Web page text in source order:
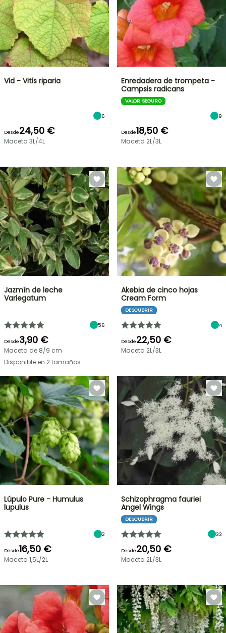
Vid - Vitis riparia
6
Desde24,50 €
Maceta 3L/4L
Enredadera de trompeta -
Campsis radicans
VALOR SEGURO
9
Desde18,50 €
Maceta 2L/3L
Jazmín de leche
Variegatum
56
Desde3,90 €
Maceta de 8/9 cm
Disponible en 2 tamaños
Akebia de cinco hojas
Cream Form
DESCUBRIR
4
Desde22,50 €
Maceta 2L/3L
Lúpulo Pure - Humulus
lupulus
2
Desde16,50 €
Maceta 1,5L/2L
Schizophragma fauriei
Angel Wings
DESCUBRIR
33
Desde20,50 €
Maceta 2L/3L